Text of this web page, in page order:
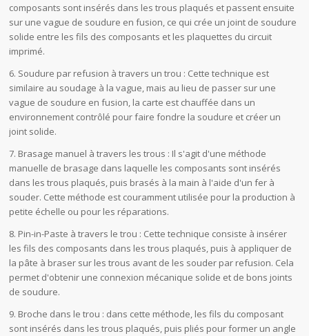
composants sont insérés dans les trous plaqués et passent ensuite
sur une vague de soudure en fusion, ce qui crée un joint de soudure
solide entre les fils des composants et les plaquettes du circuit
imprimé.
6. Soudure par refusion à travers un trou : Cette technique est
similaire au soudage à la vague, mais au lieu de passer sur une
vague de soudure en fusion, la carte est chauffée dans un
environnement contrôlé pour faire fondre la soudure et créer un
joint solide.
7. Brasage manuel à travers les trous : Il s'agit d'une méthode
manuelle de brasage dans laquelle les composants sont insérés
dans les trous plaqués, puis brasés à la main à l'aide d'un fer à
souder. Cette méthode est couramment utilisée pour la production à
petite échelle ou pour les réparations.
8. Pin-in-Paste à travers le trou : Cette technique consiste à insérer
les fils des composants dans les trous plaqués, puis à appliquer de
la pâte à braser sur les trous avant de les souder par refusion. Cela
permet d'obtenir une connexion mécanique solide et de bons joints
de soudure.
9. Broche dans le trou : dans cette méthode, les fils du composant
sont insérés dans les trous plaqués, puis pliés pour former un angle